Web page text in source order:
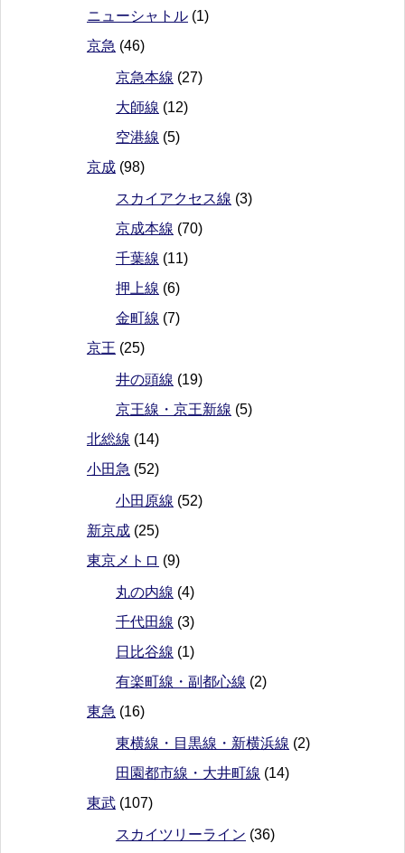
ニューシャトル (1)
京急 (46)
京急本線 (27)
大師線 (12)
空港線 (5)
京成 (98)
スカイアクセス線 (3)
京成本線 (70)
千葉線 (11)
押上線 (6)
金町線 (7)
京王 (25)
井の頭線 (19)
京王線・京王新線 (5)
北総線 (14)
小田急 (52)
小田原線 (52)
新京成 (25)
東京メトロ (9)
丸の内線 (4)
千代田線 (3)
日比谷線 (1)
有楽町線・副都心線 (2)
東急 (16)
東横線・目黒線・新横浜線 (2)
田園都市線・大井町線 (14)
東武 (107)
スカイツリーライン (36)